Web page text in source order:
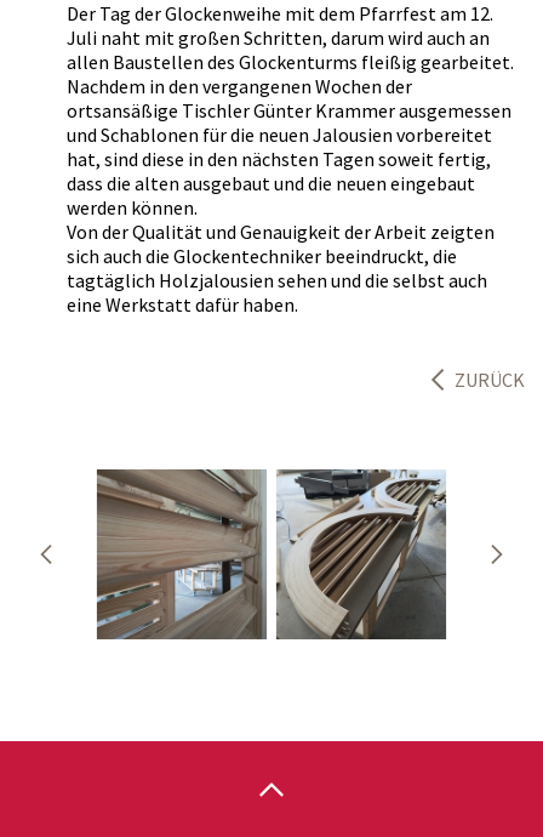
Der Tag der Glockenweihe mit dem Pfarrfest am 12.
Juli naht mit großen Schritten, darum wird auch an
allen Baustellen des Glockenturms fleißig gearbeitet.
Nachdem in den vergangenen Wochen der
ortsansäßige Tischler Günter Krammer ausgemessen
und Schablonen für die neuen Jalousien vorbereitet
hat, sind diese in den nächsten Tagen soweit fertig,
dass die alten ausgebaut und die neuen eingebaut
werden können.
Von der Qualität und Genauigkeit der Arbeit zeigten
sich auch die Glockentechniker beeindruckt, die
tagtäglich Holzjalousien sehen und die selbst auch
eine Werkstatt dafür haben.
ZURÜCK